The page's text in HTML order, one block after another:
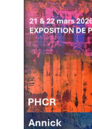
Statut /
J'accepte les
* Champ
Nom
Prénom
Statut /